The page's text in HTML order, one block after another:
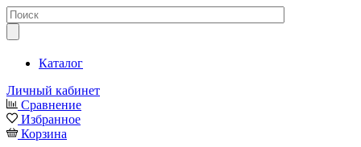
Каталог
Личный кабинет
Сравнение
Избранное
Корзина